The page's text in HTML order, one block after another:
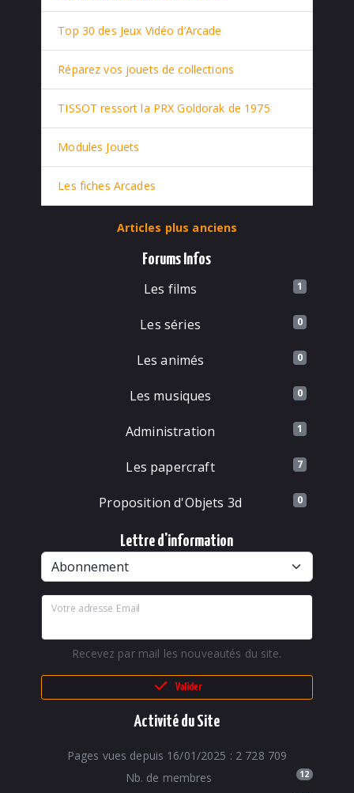
Top 30 des Jeux Vidéo d’Arcade
Réparez vos jouets de collections
TISSOT ressort la PRX Goldorak de 1975
Modules Jouets
Les fiches Arcades
Articles plus anciens
Forums Infos
Les films 1
Les séries 0
Les animés 0
Les musiques 0
Administration 1
Les papercraft 7
Proposition d'Objets 3d 0
Lettre d'information
Votre adresse Email
Recevez par mail les nouveautés du site.
Valider
Activité du Site
Pages vues depuis 16/01/2025 : 2 728 709
Nb. de membres
12